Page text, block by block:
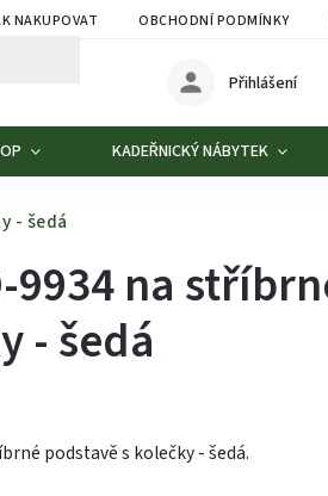
NAKUPOVAT OBCHODNÍ PODMÍNKY
Přihlášení
KADEŘNICKÝ NÁBYTEK
- šedá
9934 na
- šedá
podstavě s kolečky - šedá.